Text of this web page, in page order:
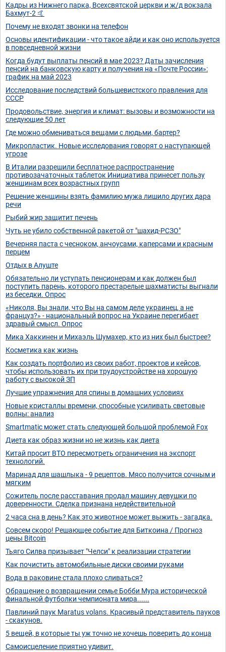
Кадры из Нижнего парка, Всехсвятской церкви и ж/д вокзала
Бахмут-2 🤙
Почему не входят звонки на телефон
Основы идентификации - что такое айди и как оно используется
в повседневной жизни
Когда будут выплаты пенсий в мае 2023? Даты зачисления
пенсий на банковскую карту и получения на «Почте России»:
график на май 2023
Исследование последствий большевистского правления для
СССР
Продовольствие, энергия и климат: вызовы и возможности на
следующие 50 лет
Где можно обмениваться вещами с людьми, бартер?
Микропластик. Новые исследования говорят о наступающей
угрозе
В Италии разрешили бесплатное распространение
противозачаточных таблеток Инициатива принесет пользу
женщинам всех возрастных групп
Решение женщины взять фамилию мужа лишило других дара
речи
Рыбий жир защитит печень
Чуть не убило собственной ракетой от "шахид-РСЗО"
Вечерняя паста с чесноком, анчоусами, каперсами и красным
перцем
Отдых в Алуште
Обязательно ли уступать пенсионерам и как должен был
поступить парень, которого престарелые шахматисты выгнали
из беседки. Опрос
«Николя, Вы знали, что Вы на самом деле украинец, а не
француз?» - национальный вопрос на Украине перегибает
здравый смысл. Опрос
Мика Хаккинен и Михаэль Шумахер, кто из них был быстрее?
Косметика как жизнь
Как создать портфолио из своих работ, проектов и кейсов,
чтобы использовать их при трудоустройстве на хорошую
работу с высокой ЗП
Лучшие упражнения для спины в домашних условиях
Новые кристаллы времени, способные усиливать световые
волны: анализ
Smartmatic может стать следующей большой проблемой Fox
Диета как образ жизни но не жизнь как диета
Китай просит ВТО пересмотреть ограничения на экспорт
технологий.
Маринад для шашлыка - 9 рецептов. Мясо получится сочным и
мягким
Сожитель после расставания продал машину девушки по
доверенности. Сделка признана недействительной
2 часа сна в день? Как это животное может выжить - загадка.
Совсем скоро! Решающее событие для Биткоина / Прогноз
цены Bitcoin
Тьяго Силва призывает "Челси" к реализации стратегии
Как почистить автомобильные диски своими руками
Вода в раковине стала плохо сливаться?
Обращение о возвращении семье Бобби Мура исторической
финальной футболки чемпионата мира......
Павлиний паук Maratus volans. Красивый представитель пауков
- скакунов.
5 вещей, в которые ты уж точно не хочешь поверить до конца
Самоисцеление приятно удивит.